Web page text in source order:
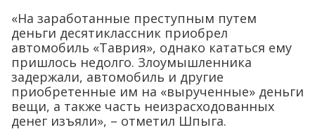
«На заработанные преступным путем
деньги десятиклассник приобрел
автомобиль «Таврия», однако кататься ему
пришлось недолго. Злоумышленника
задержали, автомобиль и другие
приобретенные им на «вырученные» деньги
вещи, а также часть неизрасходованных
денег изъяли», – отметил Шпыга.